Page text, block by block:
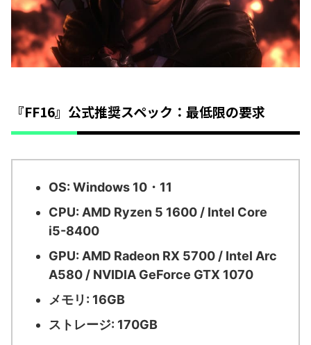
『FF16』公式推奨スペック：最低限の要求
OS: Windows 10・11
CPU: AMD Ryzen 5 1600 / Intel Core
i5-8400
GPU: AMD Radeon RX 5700 / Intel Arc
A580 / NVIDIA GeForce GTX 1070
メモリ: 16GB
ストレージ: 170GB